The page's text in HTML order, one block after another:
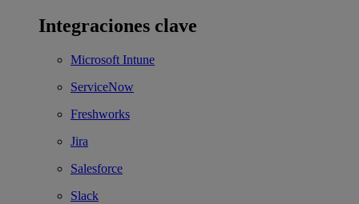
Integraciones clave
Microsoft Intune
ServiceNow
Freshworks
Jira
Salesforce
Slack